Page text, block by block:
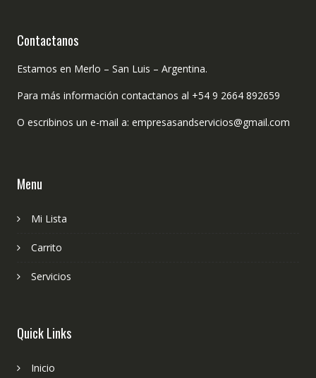
Contactanos
Estamos en Merlo – San Luis – Argentina.
Para más información contactanos al +54 9 2664 892659
O escribinos un e-mail a: empresasandservicios@gmail.com
Menu
Mi Lista
Carrito
Servicios
Quick Links
Inicio